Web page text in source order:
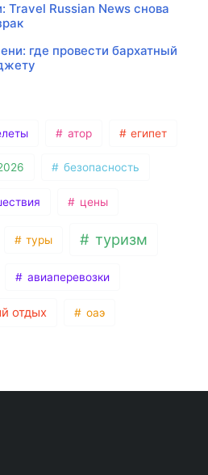
Travel Russian News снова
где провести бархатный
атор египет
безопасность
цены
туры туризм
авиаперевозки
отдых оаэ